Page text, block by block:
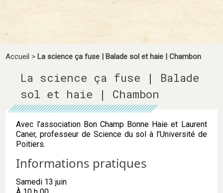
Accueil > La science ça fuse | Balade sol et haie | Chambon
La science ça fuse | Balade
sol et haie | Chambon
Avec l’association Bon Champ Bonne Haie et Laurent
Caner, professeur de Science du sol à l’Université de
Poitiers.
Informations pratiques
Samedi 13 juin